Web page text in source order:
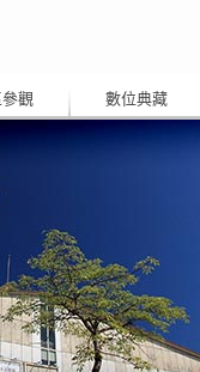
參觀 數位典藏